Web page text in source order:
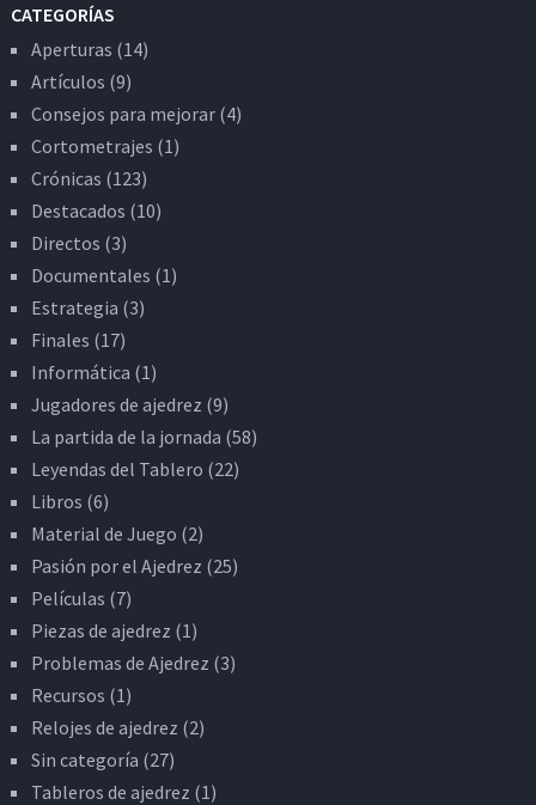
CATEGORÍAS
Aperturas (14)
Artículos (9)
Consejos para mejorar(4)
Cortometrajes (1)
Crónicas (123)
Destacados (10)
Directos (3)
Documentales (1)
Estrategia (3)
Finales (17)
Informática (1)
Jugadores de ajedrez (9)
La partida de la jornada (58)
Leyendas del Tablero (22)
Libros (6)
Material de Juego (2)
Pasión por el Ajedrez (25)
Películas (7)
Piezas de ajedrez (1)
Problemas de Ajedrez (3)
Recursos (1)
Relojes de ajedrez (2)
Sin categoría (27)
Tableros de ajedrez (1)